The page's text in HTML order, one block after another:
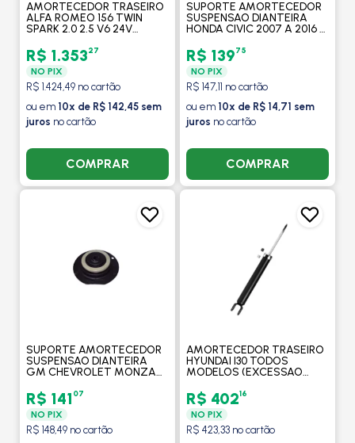
AMORTECEDOR TRASEIRO
ALFA ROMEO 156 TWIN
SPARK 2.0 2.5 V6 24V
KAYABA
R$ 1.35327
NO PIX
R$ 1.424,49 no cartão
ou em 10x de R$ 142,45 sem
juros no cartão
COMPRAR
SUPORTE AMORTECEDOR
SUSPENSAO DIANTEIRA
HONDA CIVIC 2007 A 2016 -
R$ 13975
NO PIX
R$ 147,11 no cartão
ou em 10x de R$ 14,71 sem
juros no cartão
COMPRAR
SUPORTE AMORTECEDOR
SUSPENSAO DIANTEIRA
GM CHEVROLET MONZA
ROLAMENTO - MOBENSANI
R$ 141 07
NO PIX
R$ 148,49 no cartão
AMORTECEDOR TRASEIRO
HYUNDAI I30 TODOS
MODELOS (EXCESSAO
2012 - KAYABA
R$ 40216
NO PIX
R$ 423,33 no cartão